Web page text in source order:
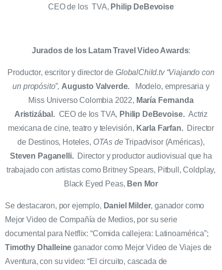
CEO de los TVA, Philip DeBevoise
Jurados de los Latam Travel Video Awards:
Productor, escritor y director deGlobalChild.tv “Viajando con
un propósito”, Augusto Valverde.
Modelo, empresaria y
Miss Universo Colombia 2022, María Fernanda
Aristizábal. CEO de los TVA, Philip DeBevoise.Actriz
mexicana de cine, teatro y televisión, Karla Farfan. Director
de Destinos, Hoteles, OTAs deTripadvisor (Américas),
Steven Paganelli. Director y productor audiovisual que ha
trabajado con artistas como Britney Spears, Pitbull, Coldplay,
Black Eyed Peas, Ben Mor
Se destacaron, por ejemplo, Daniel Milder, ganador como
Mejor Video de Compañía de Medios, por su serie
documental para Netflix: “Comida callejera: Latinoamérica”;
Timothy Dhalleine ganador como Mejor Video de Viajes de
Aventura, con su video: “El circuito, cascada de